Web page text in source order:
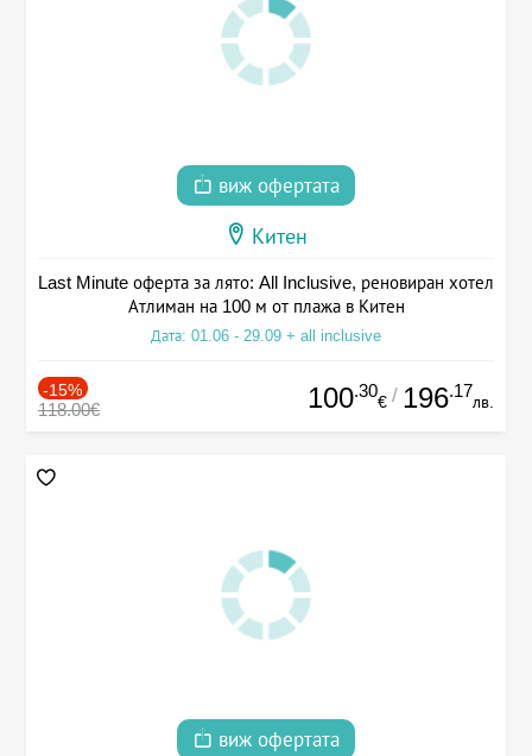
виж офертата
Китен
Last Minute оферта за лято: All Inclusive, реновиран хотел
Атлиман на 100 м от плажа в Китен
Дата: 01.06 - 29.09 + all inclusive
-15%
118.00€ 100.30
€ / 196.17
лв.
виж офертата